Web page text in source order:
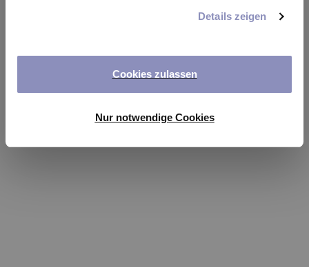
anpassen oder widerrufen. Weitere Details hierzu finden
Details zeigen
Cookies zulassen
Nur notwendige Cookies